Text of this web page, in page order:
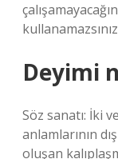
Deyimi
Söz sanatı: İki
anlamlarının
oluşan